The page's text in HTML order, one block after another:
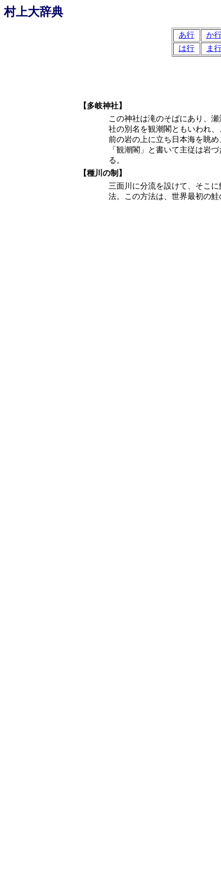
村上大辞典
あ行
か
は行
ま
【多岐神社】
この神社は滝のそばにあり、
社の別名を観潮閣ともいわれ
前の岩の上に立ち日本海を眺
「観潮閣」と書いて主従は岩
る。
【種川の制】
三面川に分流を設けて、そこ
法。この方法は、世界最初の